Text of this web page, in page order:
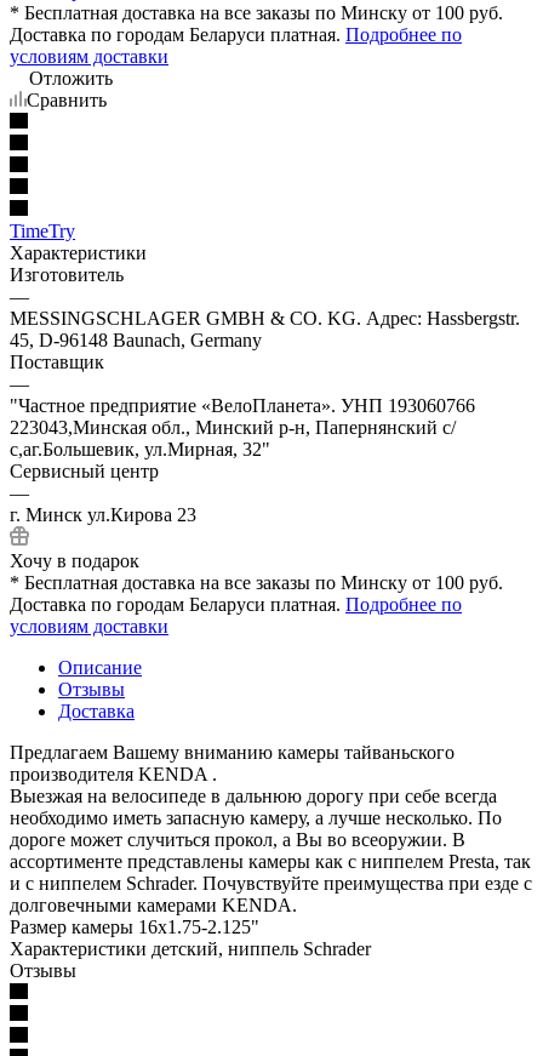
* Бесплатная доставка на все заказы по Минску от 100 руб.
Доставка по городам Беларуси платная. Подробнее по
условиям доставки
Отложить
Сравнить
TimeTry
Характеристики
Изготовитель
—
MESSINGSCHLAGER GMBH & CO. KG. Адрес: Hassbergstr.
45, D-96148 Baunach, Germany
Поставщик
—
"Частное предприятие «ВелоПланета». УНП 193060766
223043,Минская обл., Минский р-н, Папернянский с/
с,аг.Большевик, ул.Мирная, 32"
Сервисный центр
—
г. Минск ул.Кирова 23
Хочу в подарок
* Бесплатная доставка на все заказы по Минску от 100 руб.
Доставка по городам Беларуси платная. Подробнее по
условиям доставки
Описание
Отзывы
Доставка
Предлагаем Вашему вниманию камеры тайваньского
производителя KENDA .
Выезжая на велосипеде в дальнюю дорогу при себе всегда
необходимо иметь запасную камеру, а лучше несколько. По
дороге может случиться прокол, а Вы во всеоружии. В
ассортименте представлены камеры как с ниппелем Presta, так
и с ниппелем Schrader. Почувствуйте преимущества при езде с
долговечными камерами KENDA.
Размер камеры 16х1.75-2.125"
Характеристики детский, ниппель Schrader
Отзывы